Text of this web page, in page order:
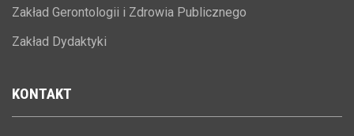
Zakład Gerontologii i Zdrowia Publicznego
Zakład Dydaktyki
KONTAKT